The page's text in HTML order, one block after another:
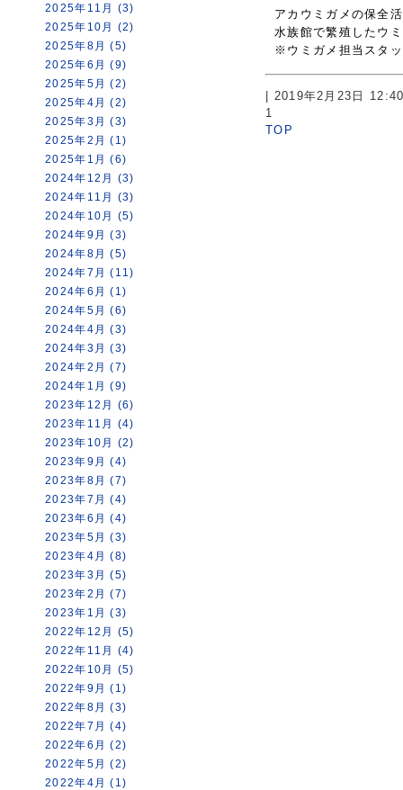
2025年11月 (3)
2025年10月 (2)
2025年8月 (5)
2025年6月 (9)
2025年5月 (2)
2025年4月 (2)
2025年3月 (3)
2025年2月 (1)
2025年1月 (6)
2024年12月 (3)
2024年11月 (3)
2024年10月 (5)
2024年9月 (3)
2024年8月 (5)
2024年7月 (11)
2024年6月 (1)
2024年5月 (6)
2024年4月 (3)
2024年3月 (3)
2024年2月 (7)
2024年1月 (9)
2023年12月 (6)
2023年11月 (4)
2023年10月 (2)
2023年9月 (4)
2023年8月 (7)
2023年7月 (4)
2023年6月 (4)
2023年5月 (3)
2023年4月 (8)
2023年3月 (5)
2023年2月 (7)
2023年1月 (3)
2022年12月 (5)
2022年11月 (4)
2022年10月 (5)
2022年9月 (1)
2022年8月 (3)
2022年7月 (4)
2022年6月 (2)
2022年5月 (2)
2022年4月 (1)
アカウミガメの保全
水族館で繁殖したウ
※ウミガメ担当スタ
| 2019年2月23日
1
TOP